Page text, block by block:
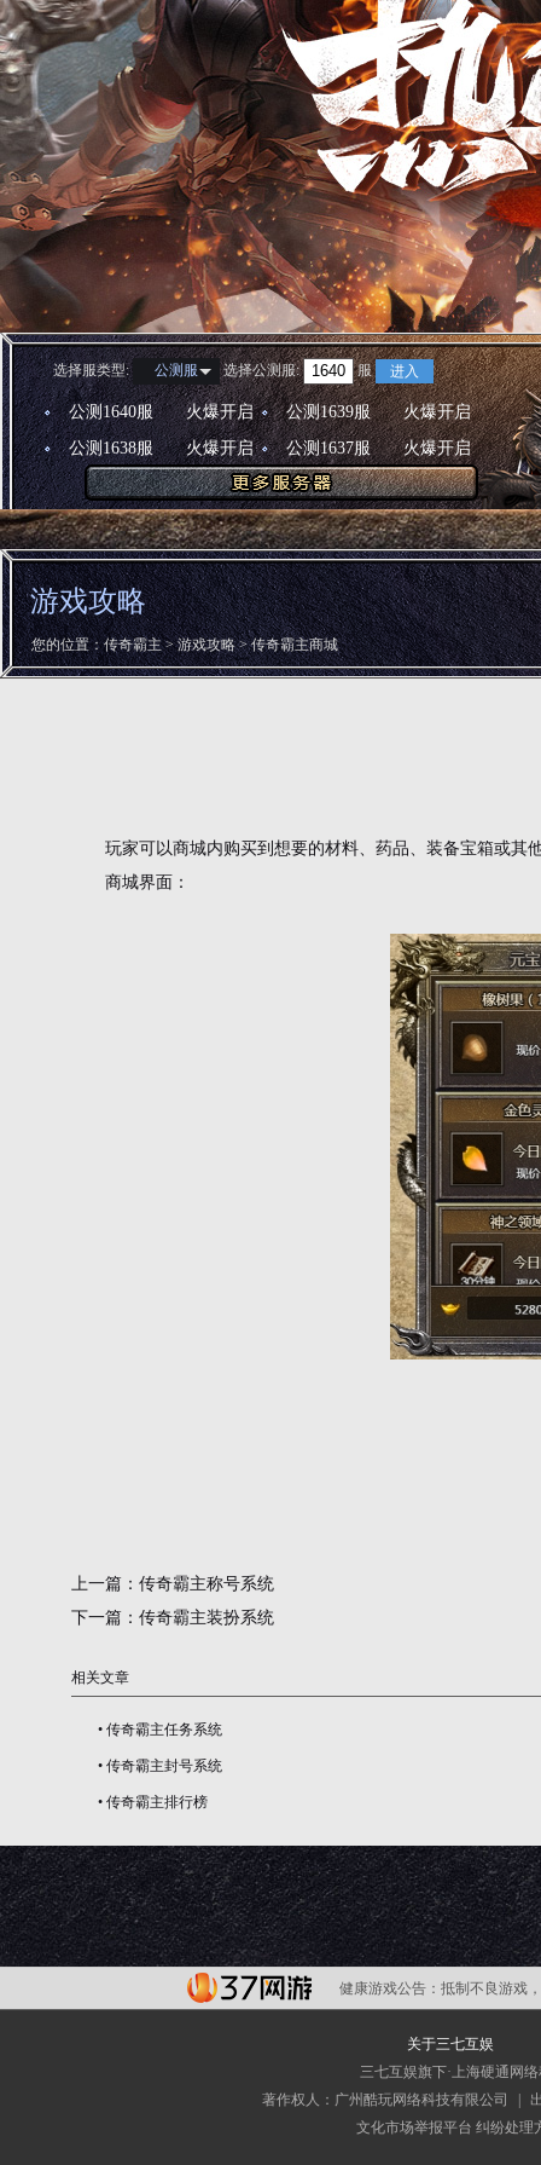
选择服类型: 公测服 选择公测服: 服 进入
公测1640服 火爆开启 公测1639服
火爆开启
公测1638服
火爆开启 公测1637服 火爆开启
游戏攻略
您的位置：传奇霸主>游戏攻略> 传奇霸主商城
玩家可以商城内购买到想要的材料、药品、装备宝箱或其
商城界面：
上一篇： 传奇霸主称号系统
下一篇： 传奇霸主装扮系统
相关文章
• 传奇霸主任务系统
• 传奇霸主封号系统
• 传奇霸主排行榜
健康游戏公告： 抵制不良游戏
关于三七互娱
三七互娱旗下·上海硬通网
著作权人：广州酷玩网络科技有限公司
文化市场举报平台 纠纷处理